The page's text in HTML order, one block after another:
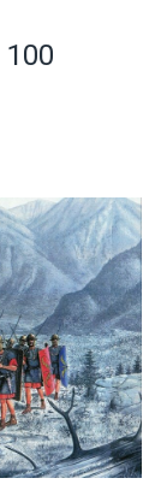
100